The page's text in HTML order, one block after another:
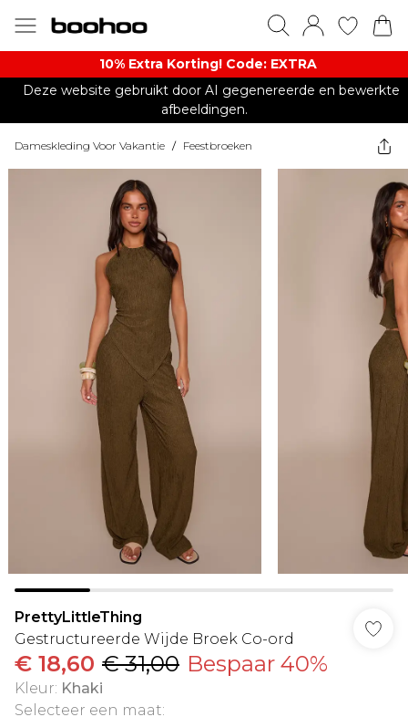
10% Extra Korting! Code: EXTRA​
Deze website gebruikt door AI gegenereerde en bewerkte
afbeeldingen.
Dameskleding Voor Vakantie / Feestbroeken
PrettyLittleThing
Gestructureerde Wijde Broek Co-ord
€ 18,60 € 31,00 Bespaar 40%
Kleur: Khaki
Selecteer een maat: